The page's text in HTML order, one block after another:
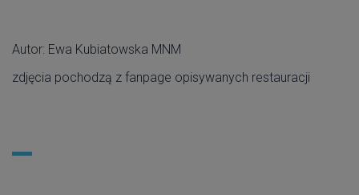
Autor: Ewa Kubiatowska MNM
zdjęcia pochodzą z fanpage opisywanych restauracji